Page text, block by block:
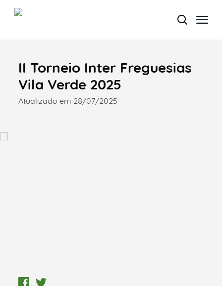
Termo de Pesquisa
II Torneio Inter Freguesias
Vila Verde 2025
Atualizado em 28/07/2025